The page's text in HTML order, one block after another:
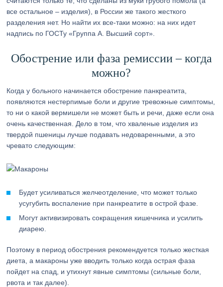
все остальное – изделия), в России же такого жесткого
разделения нет. Но найти их все-таки можно: на них идет
надпись по ГОСТу «Группа А. Высший сорт».
Обострение или фаза ремиссии – когда
можно?
Когда у больного начинается обострение панкреатита,
появляются нестерпимые боли и другие тревожные симптомы,
то ни о какой вермишели не может быть и речи, даже если она
очень качественная. Дело в том, что хваленые изделия из
твердой пшеницы лучше подавать недоваренными, а это
чревато следующим:
Будет усиливаться желчеотделение, что может только
усугубить воспаление при панкреатите в острой фазе.
Могут активизировать сокращения кишечника и усилить
диарею.
Поэтому в период обострения рекомендуется только жесткая
диета, а макароны уже вводить только когда острая фаза
пойдет на спад, и утихнут явные симптомы (сильные боли,
рвота и так далее).